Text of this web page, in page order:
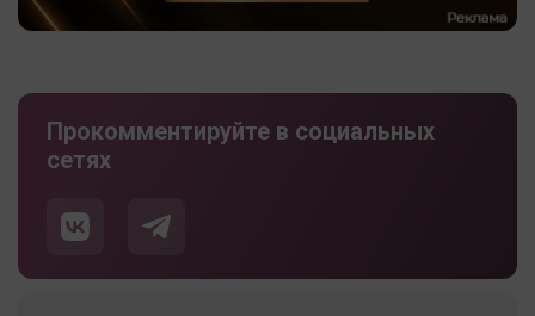
Прокомментируйте в социальных
сетях